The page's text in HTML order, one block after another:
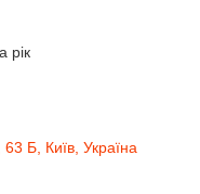
рік
Б, Київ, Україна